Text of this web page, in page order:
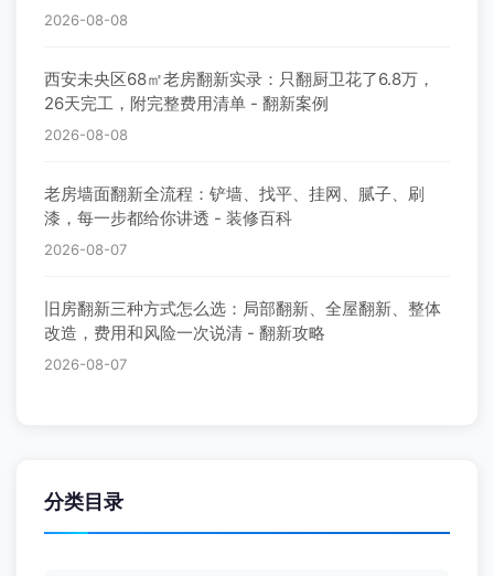
2026-08-08
西安未央区68㎡老房翻新实录：只翻厨卫花了6.8万，
26天完工，附完整费用清单 - 翻新案例
2026-08-08
老房墙面翻新全流程：铲墙、找平、挂网、腻子、刷
漆，每一步都给你讲透 - 装修百科
2026-08-07
旧房翻新三种方式怎么选：局部翻新、全屋翻新、整体
改造，费用和风险一次说清 - 翻新攻略
2026-08-07
分类目录